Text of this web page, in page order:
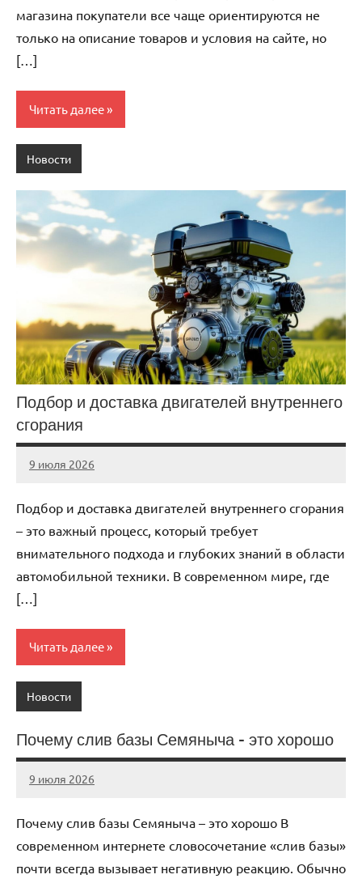
магазина покупатели все чаще ориентируются не
только на описание товаров и условия на сайте, но
[…]
Читать далее
Новости
Подбор и доставка двигателей внутреннего
сгорания
9 июля 2026
Avtor
Нет
Подбор и доставка двигателей внутреннего сгорания
– это важный процесс, который требует
внимательного подхода и глубоких знаний в области
автомобильной техники. В современном мире, где
[…]
Читать далее
Новости
Почему слив базы Семяныча – это хорошо
9 июля 2026
Avtor
Нет
Почему слив базы Семяныча – это хорошо В
современном интернете словосочетание «слив базы»
почти всегда вызывает негативную реакцию. Обычно